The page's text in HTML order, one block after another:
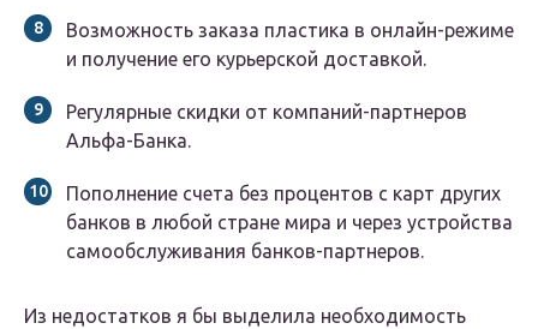
Возможность заказа пластика в онлайн-режиме
и получение его курьерской доставкой.
Регулярные скидки от компаний-партнеров
Альфа-Банка.
Пополнение счета без процентов с карт других
банков в любой стране мира и через устройства
самообслуживания банков-партнеров.
Из недостатков я бы выделила необходимость